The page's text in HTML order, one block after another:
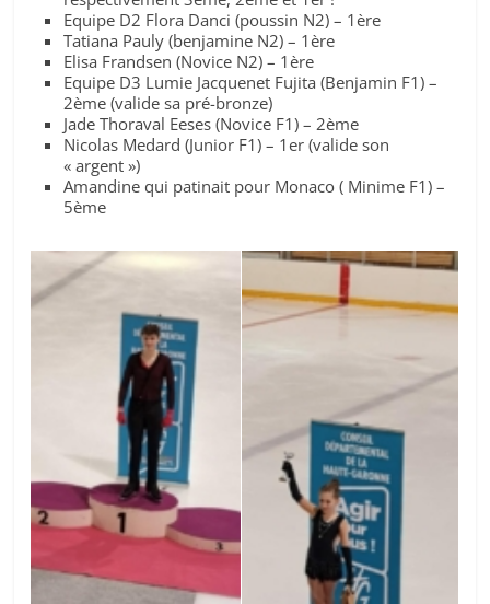
Equipe D2 Flora Danci (poussin N2) – 1ère
Tatiana Pauly (benjamine N2) – 1ère
Elisa Frandsen (Novice N2) – 1ère
Equipe D3 Lumie Jacquenet Fujita (Benjamin F1) –
2ème (valide sa pré-bronze)
Jade Thoraval Eeses (Novice F1) – 2ème
Nicolas Medard (Junior F1) – 1er (valide son
« argent »)
Amandine qui patinait pour Monaco ( Minime F1) –
5ème